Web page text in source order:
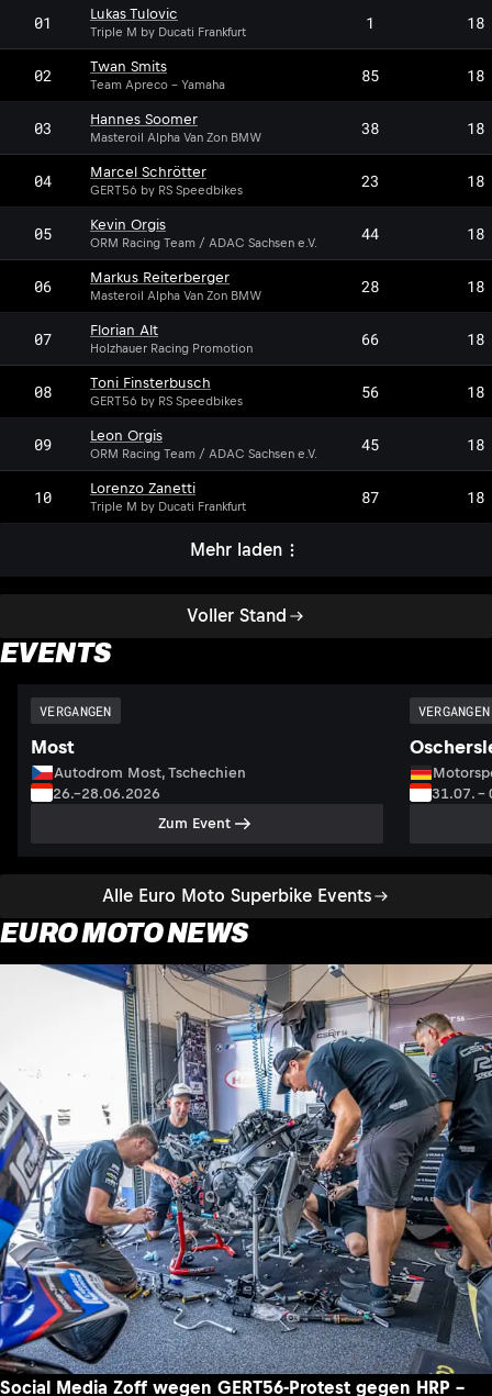
Voller Stand
01 Lukas Tulovic
Triple M by Ducati Frankfurt 1 18
02 Twan Smits
Team Apreco - Yamaha 85 18
03 Hannes Soomer
Masteroil Alpha Van Zon BMW 38 18
04 Marcel Schrötter
GERT56 by RS Speedbikes 23 18
05 Kevin Orgis
ORM Racing Team / ADAC Sachsen e.V. 44 18
06 Markus Reiterberger
Masteroil Alpha Van Zon BMW 28 18
07 Florian Alt
Holzhauer Racing Promotion 66 18
08 Toni Finsterbusch
GERT56 by RS Speedbikes 56 18
09 LO
Leon Orgis
ORM Racing Team / ADAC Sachsen e.V. 45 18
10 Lorenzo Zanetti
Triple M by Ducati Frankfurt 87 18
Mehr laden
EVENTS
Alle Euro Moto Superbike Events
VERGANGEN
Most
Autodrom Most, Tschechien
26.–28.06.2026
Zum Event
VERGANGEN
31.07. –
EURO MOTO NEWS
Social Media Zoff wegen GERT56-Protest gegen HRP –